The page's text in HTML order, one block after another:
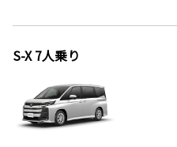
S-X 7人乗り